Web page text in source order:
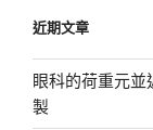
近期文章
眼科的荷重元
製